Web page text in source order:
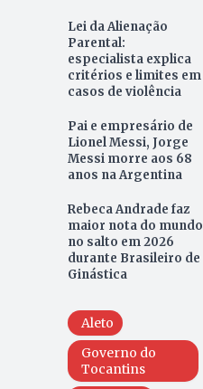
Lei da Alienação
Parental:
especialista explica
critérios e limites em
casos de violência
Pai e empresário de
Lionel Messi, Jorge
Messi morre aos 68
anos na Argentina
Rebeca Andrade faz
maior nota do mundo
no salto em 2026
durante Brasileiro de
Ginástica
Aleto
Governo do
Tocantins